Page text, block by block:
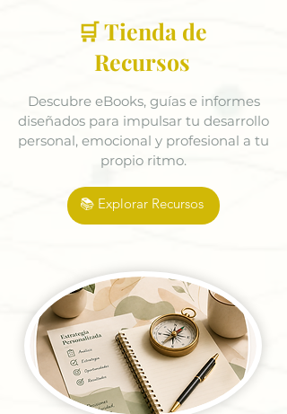
🛒 Tienda de
Recursos
Descubre eBooks, guías e informes
diseñados para impulsar tu desarrollo
personal, emocional y profesional a tu
propio ritmo.
📚 Explorar Recursos